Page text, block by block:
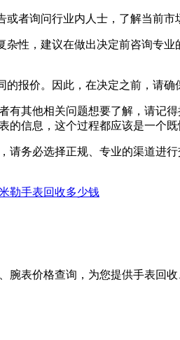
者询问行业内人士，了解当前市
性，建议在做出决定前咨询专
报价。因此，在决定之前，请
有其他相关问题想要了解，请记
信息，这个过程都应该是一个既
请务必选择正规、专业的渠道进
勒手表回收多少钱
腕表价格查询，为您提供手表回